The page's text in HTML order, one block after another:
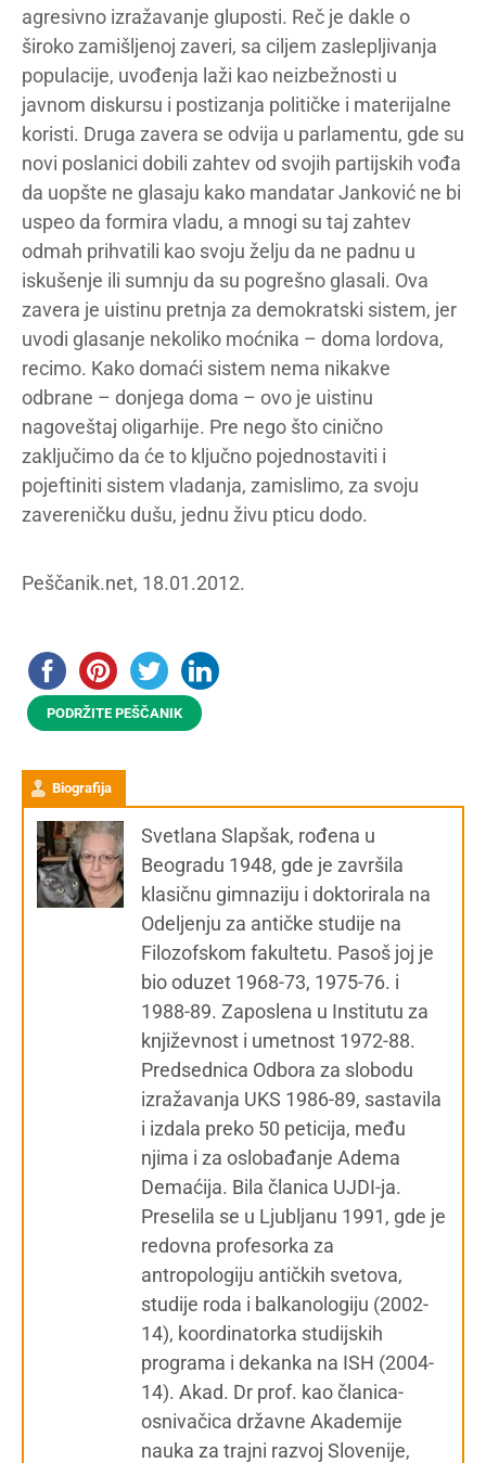
agresivno izražavanje gluposti. Reč je dakle o
široko zamišljenoj zaveri, sa ciljem zaslepljivanja
populacije, uvođenja laži kao neizbežnosti u
javnom diskursu i postizanja političke i materijalne
koristi. Druga zavera se odvija u parlamentu, gde su
novi poslanici dobili zahtev od svojih partijskih vođa
da uopšte ne glasaju kako mandatar Janković ne bi
uspeo da formira vladu, a mnogi su taj zahtev
odmah prihvatili kao svoju želju da ne padnu u
iskušenje ili sumnju da su pogrešno glasali. Ova
zavera je uistinu pretnja za demokratski sistem, jer
uvodi glasanje nekoliko moćnika – doma lordova,
recimo. Kako domaći sistem nema nikakve
odbrane – donjega doma – ovo je uistinu
nagoveštaj oligarhije. Pre nego što cinično
zaključimo da će to ključno pojednostaviti i
pojeftiniti sistem vladanja, zamislimo, za svoju
zavereničku dušu, jednu živu pticu dodo.
Peščanik.net, 18.01.2012.
PODRŽITE PEŠČANIK
Biografija
Svetlana Slapšak, rođena u
Beogradu 1948, gde je završila
klasičnu gimnaziju i doktorirala na
Odeljenju za antičke studije na
Filozofskom fakultetu. Pasoš joj je
bio oduzet 1968-73, 1975-76. i
1988-89. Zaposlena u Institutu za
književnost i umetnost 1972-88.
Predsednica Odbora za slobodu
izražavanja UKS 1986-89, sastavila
i izdala preko 50 peticija, među
njima i za oslobađanje Adema
Demaćija. Bila članica UJDI-ja.
Preselila se u Ljubljanu 1991, gde je
redovna profesorka za
antropologiju antičkih svetova,
studije roda i balkanologiju (2002-
14), koordinatorka studijskih
programa i dekanka na ISH (2004-
14). Akad. Dr prof. kao članica-
osnivačica državne Akademije
nauka za trajni razvoj Slovenije,